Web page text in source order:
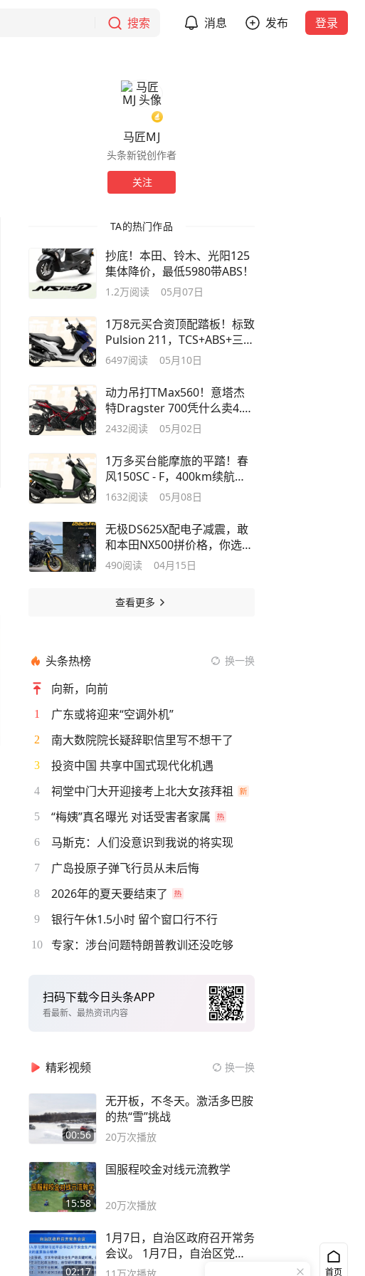
搜索 消息 发布 登录
马匠MJ
头条新锐创作者
关注
TA的热门作品
抄底！本田、铃木、光阳125
集体降价，最低5980带ABS！
1.2万阅读 05月07日
1万8元买合资顶配踏板！标致
Pulsion 211，TCS+ABS+三联
屏玩乐通吃
6497阅读 05月10日
动力吊打TMax560！意塔杰
特Dragster 700凭什么卖4.99
万？
2432阅读 05月02日
1万多买台能摩旅的平踏！春
风150SC - F，400km续航
+31L座桶！
1632阅读 05月08日
无极DS625X配电子减震，敢
和本田NX500拼价格，你选
谁？
490阅读 04月15日
查看更多
头条热榜 换一换
向新，向前
1 广东或将迎来“空调外机”
2 南大数院院长疑辞职信里写不想干了
3 投资中国 共享中国式现代化机遇
4 祠堂中门大开迎接考上北大女孩拜祖
5 “梅姨”真名曝光 对话受害者家属
6 马斯克：人们没意识到我说的将实现
7 广岛投原子弹飞行员从未后悔
8 2026年的夏天要结束了
9 银行午休1.5小时 留个窗口行不行
10 专家：涉台问题特朗普教训还没吃够
扫码下载今日头条APP
看最新、最热资讯内容
精彩视频 换一换
00:56
无开板，不冬天。激活多巴胺
的热“雪”挑战
20万次播放
15:58
国服程咬金对线元流教学
20万次播放
02:17
1月7日，自治区政府召开常务
会议。 1月7日，自治区党委
副书记
首页